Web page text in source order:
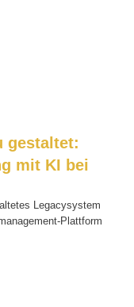
gestaltet:
mit KI bei
Legacysystem
Plattform